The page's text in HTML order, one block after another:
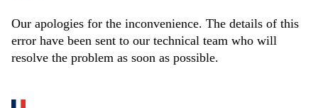
Our apologies for the inconvenience. The details of this
error have been sent to our technical team who will
resolve the problem as soon as possible.